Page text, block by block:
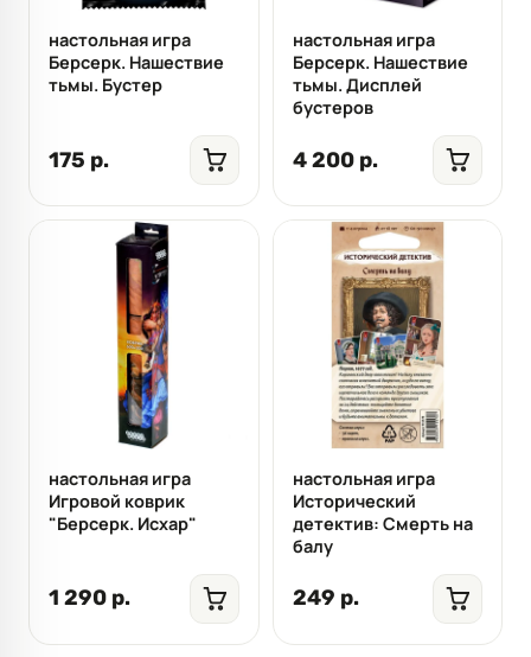
настольная игра
Берсерк. Нашествие
тьмы. Бустер
175 р.
настольная игра
Берсерк. Нашествие
тьмы. Дисплей
бустеров
4 200 р.
настольная игра
Игровой коврик
"Берсерк. Исхар"
1 290 р.
настольная игра
Исторический
детектив: Смерть на
балу
249 р.